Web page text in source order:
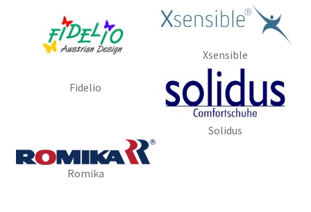
Fidelio
Xsensible
Solidus
Romika